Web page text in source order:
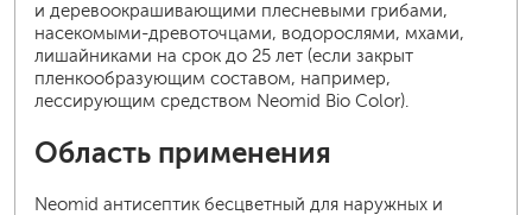
и деревоокрашивающими плесневыми грибами,
насекомыми-древоточцами, водорослями, мхами,
лишайниками на срок до 25 лет (если закрыт
пленкообразующим составом, например,
лессирующим средством Neomid Bio Color).
Область применения
Neomid антисептик бесцветный для наружных и